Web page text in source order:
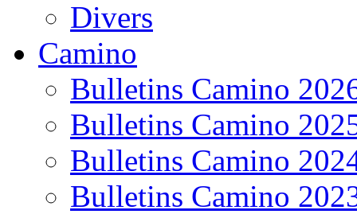
Divers
Camino
Bulletins Camino
Bulletins Camino
Bulletins Camino
Bulletins Camino